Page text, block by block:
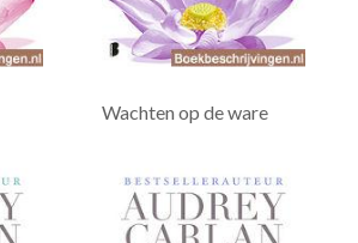
Wachten op de ware